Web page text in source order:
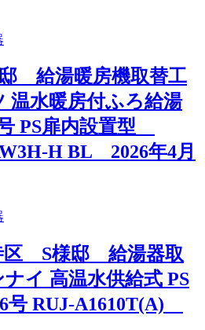
給湯暖房機取替工
水暖房付ふろ給湯
PS扉内設置型
H BL 2026年4月
区 S様邸 給湯器取
イ 高温水供給式 PS
号 RUJ-A1610T(A)